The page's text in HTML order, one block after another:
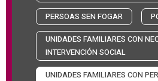
PERSOAS SEN FOGAR
UNIDADES FAMILIARES CON
INTERVENCIÓN SOCIAL
UNIDADES FAMILIARES CON